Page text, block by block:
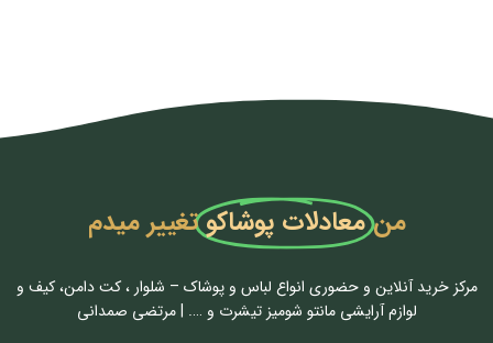
منمعادلات پوشاکوتغییر میدم
مرکز خرید آنلاین و حضوری انواع لباس‌ و پوشاک – شلوار ، کت دامن، کیف و
لوازم آرایشی مانتو شومیز تیشرت و …. | مرتضی صمدانی